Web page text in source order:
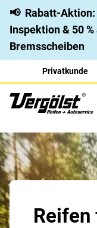
📢 Rabatt-Aktion:
Inspektion & 50 %
Bremsscheiben
Privatkunde